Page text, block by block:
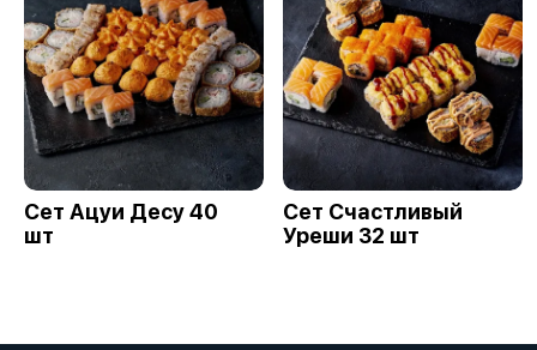
Сет Ацуи Десу 40
шт
Сет Счастливый
Уреши 32 шт